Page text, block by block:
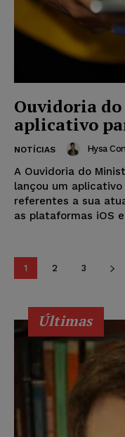
Ouvidoria
aplicativo
NOTÍCIAS Hysa
A Ouvidoria do
lançou um
referentes a sua
as plataformas iOS
1 2 3
Últimas